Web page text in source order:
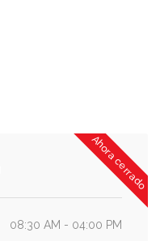
Ahora cerrado
08:30 AM - 04:00 PM